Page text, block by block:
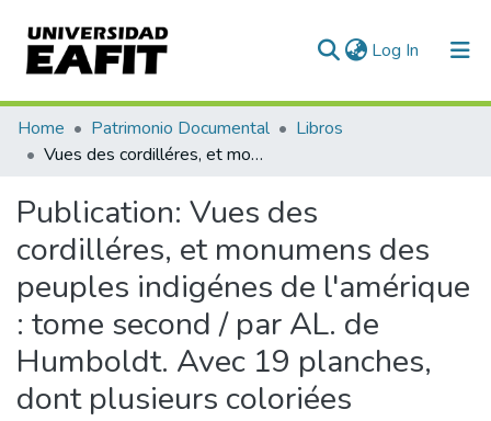
Log In (current)
Communities & Collections
All of DSpace
Statistics
Home Patrimonio Documental
Libros
Vues des cordilléres, et monumens des peuples indigénes de l'amérique : tome second / par AL. de Humboldt. Avec 19 planches, dont plusieurs coloriées
Publication: Vues des
cordilléres, et monumens des
peuples indigénes de l'amérique
: tome second / par AL. de
Humboldt. Avec 19 planches,
dont plusieurs coloriées